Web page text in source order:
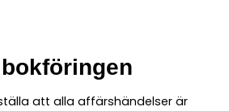
att alla affärshändelser är